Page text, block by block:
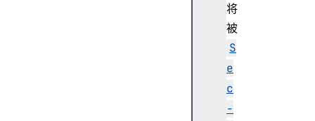
将
被
S
e
c
-